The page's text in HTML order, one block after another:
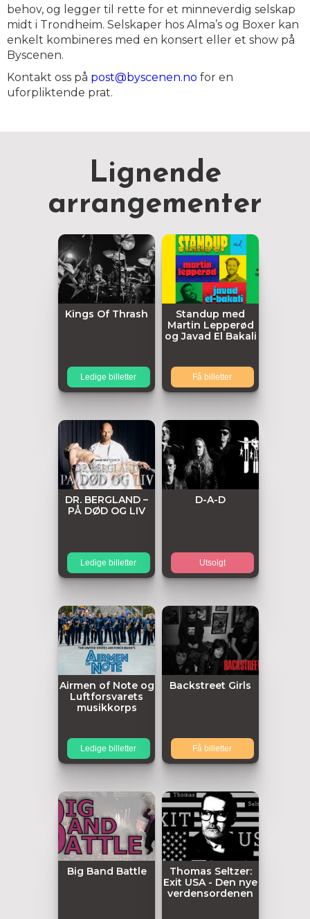
behov, og legger til rette for et minneverdig selskap
midt i Trondheim. Selskaper hos Alma’s og Boxer kan
enkelt kombineres med en konsert eller et show på
Byscenen.
Kontakt oss på post@byscenen.no for en
uforpliktende prat.
Lignende
arrangementer
Kings Of Thrash
Ledige billetter
Standup med
Martin Lepperød
og Javad El Bakali
Få billetter
DR. BERGLAND –
PÅ DØD OG LIV
Ledige billetter
D-A-D
Utsolgt
Airmen of Note og
Luftforsvarets
musikkorps
Ledige billetter
Backstreet Girls
Få billetter
Big Band Battle
Thomas Seltzer:
Exit USA - Den nye
verdensordenen